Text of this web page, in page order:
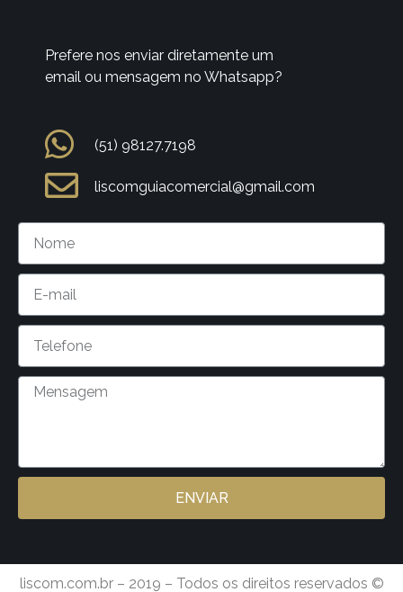
Prefere nos enviar diretamente um
email ou mensagem no Whatsapp?
(51) 98127.7198
liscomguiacomercial@gmail.com
ENVIAR
liscom.com.br – 2019 – Todos os direitos reservados ©